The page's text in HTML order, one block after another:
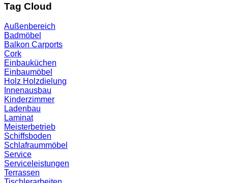
Tag Cloud
Außenbereich
Badmöbel
Balkon Carports
Cork
Einbauküchen
Einbaumöbel
Holz Holzdielung
Innenausbau
Kinderzimmer
Ladenbau
Laminat
Meisterbetrieb
Schiffsboden
Schlafraummöbel
Service
Serviceleistungen
Terrassen